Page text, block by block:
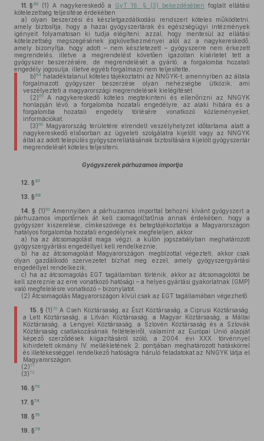
11. § 63 (1) A nagykereskedő a GyT 16. § (3) bekezdésében foglalt ellátási
kötelezettség teljesítése érdekében
a) olyan beszerzési és készletgazdálkodási rendszert köteles működtetni,
amely biztosítja, hogy a hazai gyógyszertárak és egészségügyi intézmények
igényeit folyamatosan ki tudja elégíteni; azzal, hogy mentesül az ellátási
kötelezettség megszegésének jogkövetkezményei alól az a nagykereskedő,
amely bizonyítja, hogy adott – nem készletezett – gyógyszerre nem érkezett
megrendelés, illetve a megrendelést követően igazoltan kísérletet tett a
gyógyszer beszerzésére, de megrendelését a gyártó, a forgalomba hozatali
engedély jogosulja, illetve egyéb forgalmazó nem teljesítette,
b)64haladéktalanul köteles tájékoztatni az NNGYK-t, amennyiben az általa
forgalmazott gyógyszer beszerzése olyan nehézségbe ütközik, ami
veszélyezteti a magyarországi megrendelések kielégítését.
(2)65A nagykereskedő köteles megtekinteni és ellenőrizni az NNGYK
honlapján lévő, a forgalomba hozatali engedélyre, az alaki hibára és a
forgalomba hozatali engedély törlésére vonatkozó közleményeket,
információkat.
(3)66Magyarország területére elrendelt veszélyhelyzet időtartama alatt a
nagykereskedő elsősorban az ügyeleti szolgálatra kijelölt vagy az NNGYK
által az adott település gyógyszerellátásának biztosítására kijelölt gyógyszertár
megrendelését köteles teljesíteni.
Gyógyszerek párhuzamos importja
12. § 67
13. § 68
14. § (1)69Amennyiben a párhuzamos importtal behozni kívánt gyógyszert a
párhuzamos importőrnek át kell csomagol(tat)nia annak érdekében, hogy a
gyógyszer kiszerelése, címkeszövege és betegtájékoztatója a Magyarországon
hatályos forgalomba hozatali engedélynek megfeleljen, akkor
a) ha az átcsomagolást maga végzi, a külön jogszabályban meghatározott
gyógyszergyártási engedéllyel kell rendelkeznie;
b) ha az átcsomagolást Magyarországon megbízottal végezteti, akkor csak
olyan gazdálkodó szervezetet bízhat meg ezzel, amely gyógyszergyártási
engedéllyel rendelkezik;
c) ha az átcsomagolás EGT tagállamban történik, akkor az átcsomagolótól be
kell szereznie az erre vonatkozó hatósági – a helyes gyártási gyakorlatnak (GMP)
való megfelelésre vonatkozó – bizonylatot.
(2) Átcsomagolás Magyarországon kívül csak az EGT tagállamában végezhető.
15. § (1)70 A Cseh Köztársaság, az Észt Köztársaság, a Ciprusi Köztársaság,
a Lett Köztársaság, a Litván Köztársaság, a Magyar Köztársaság, a Máltai
Köztársaság, a Lengyel Köztársaság, a Szlovén Köztársaság és a Szlovák
Köztársaság csatlakozásának feltételeiről, valamint az Európai Unió alapját
képező szerződések kiigazításáról szóló, a 2004. évi XXX. törvénnyel
kihirdetett okmány IV. mellékletének 2. pontjában meghatározott hatáskörrel
és illetékességgel rendelkező hatóságra háruló feladatokat az NNGYK látja el
Magyarországon.
(2)71
(3)72
16. §73
17. §74
18. §75
19. §76